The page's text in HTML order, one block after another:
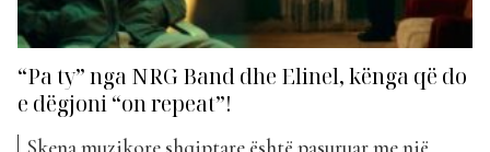
“Pa ty” nga NRG Band dhe Elinel, kënga që do
e dëgjoni “on repeat”!